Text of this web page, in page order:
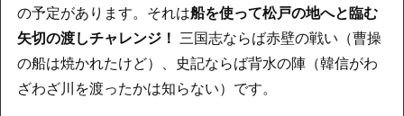
の予定があります。それは船を使って松戸の地へと臨む
矢切の渡しチャレンジ！ 三国志ならば赤壁の戦い（曹操
の船は焼かれたけど）、史記ならば背水の陣（韓信がわ
ざわざ川を渡ったかは知らない）です。